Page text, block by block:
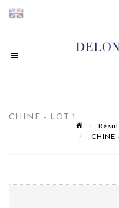
CHINE - LOT 1
CHINE